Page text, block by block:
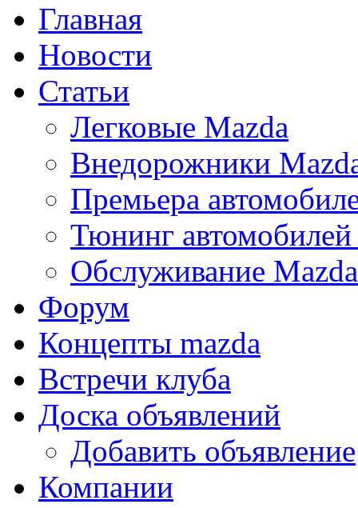
Главная
Новости
Статьи
Легковые Mazda
Внедорожники
Премьера
Тюнинг
Обслуживание Mazda
Форум
Концепты mazda
Встречи клуба
Доска объявлений
Добавить объявление
Компании